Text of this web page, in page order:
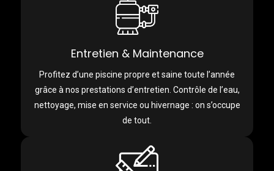
Entretien & Maintenance
Profitez d’une piscine propre et saine toute l’année
grâce à nos prestations d’entretien. Contrôle de l’eau,
nettoyage, mise en service ou hivernage : on s’occupe
de tout.